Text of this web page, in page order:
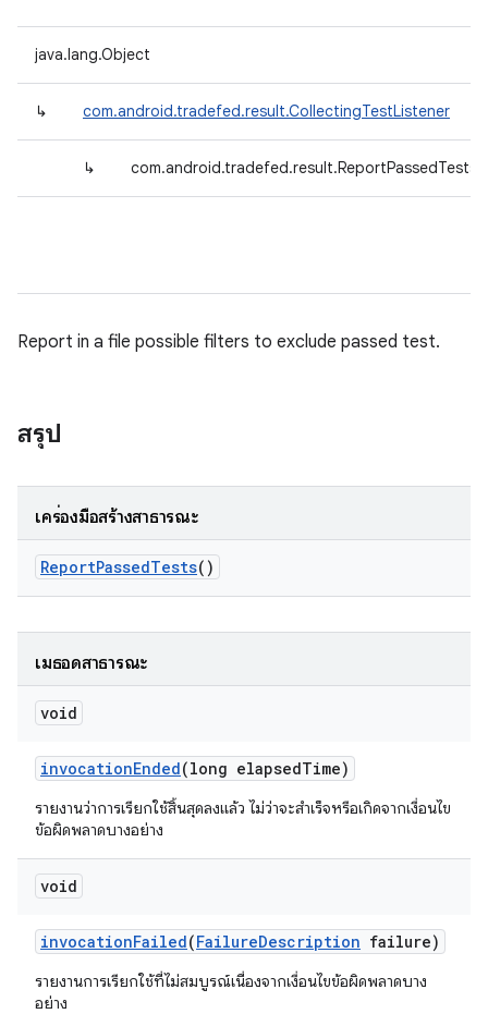
java.lang.Object
↳ com.android.tradefed.result.CollectingTestListener
↳ com.android.tradefed.result.ReportPassedTests
Report in a file possible filters to exclude passed test.
สรุป
เครื่องมือสร้างสาธารณะ
ReportPassedTests()
เมธอดสาธารณะ
void
invocationEnded(long elapsedTime)
รายงานว่าการเรียกใช้สิ้นสุดลงแล้ว ไม่ว่าจะสำเร็จหรือเกิดจากเงื่อนไข
ข้อผิดพลาดบางอย่าง
void
invocationFailed(FailureDescription failure)
รายงานการเรียกใช้ที่ไม่สมบูรณ์เนื่องจากเงื่อนไขข้อผิดพลาดบาง
อย่าง